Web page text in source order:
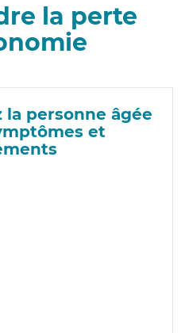
la perte
la personne âgée
et